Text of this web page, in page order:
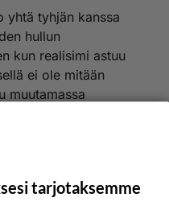
yhtä tyhjän kanssa
hullun
kun realisimi astuu
ei ole mitään
muutamassa
Saddamin tapaan
sellissä eikä edes
tarjotaksemme